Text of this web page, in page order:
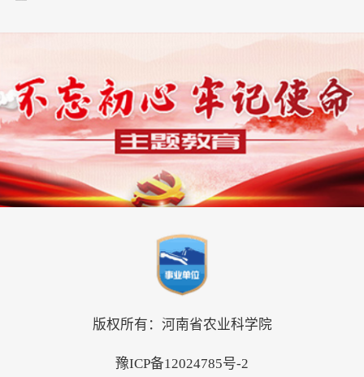
版权所有：河南省农业科学院
豫ICP备12024785号-2